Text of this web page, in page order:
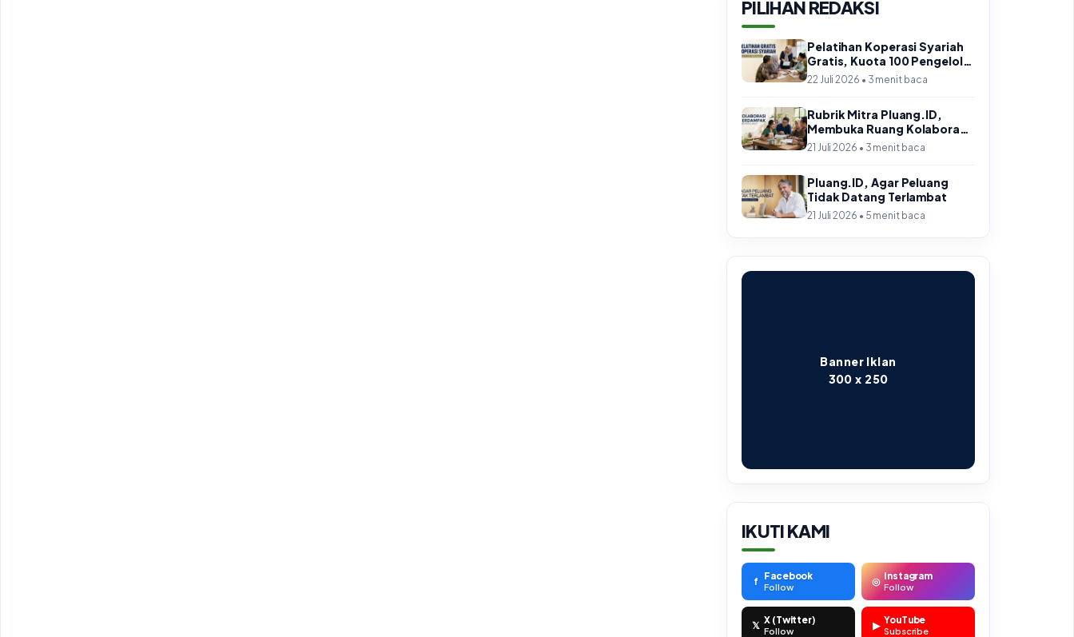
PILIHAN REDAKSI
Pelatihan Koperasi Syariah
Gratis, Kuota 100 Pengelola
di Jabar
22 Juli 2026 • 3 menit baca
Rubrik Mitra Pluang.ID,
Membuka Ruang Kolaborasi
yang Berdampak
21 Juli 2026 • 3 menit baca
Pluang.ID, Agar Peluang
Tidak Datang Terlambat
21 Juli 2026 • 5 menit baca
Banner Iklan
300 x 250
IKUTI KAMI
f Facebook
Follow ◎ Instagram
Follow
𝕏 X (Twitter)
Follow ▶ YouTube
Subscribe